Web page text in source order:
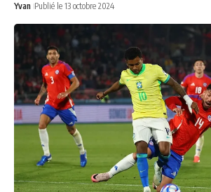
Yvan Publié le 13 octobre 2024